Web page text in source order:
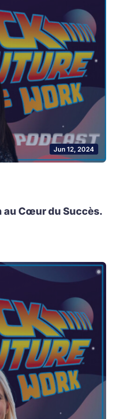
Jun 12, 2024
au Cœur du Succès.